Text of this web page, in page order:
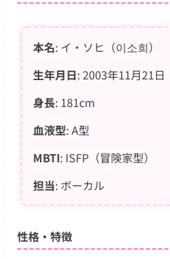
本名: イ・ソヒ（이소희）
生年月日: 2003年11月21日
身長: 181cm
血液型: A型
MBTI: ISFP（冒険家型）
担当: ボーカル
性格・特徴